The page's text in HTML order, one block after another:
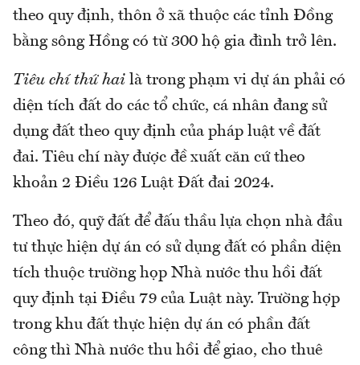
theo quy định, thôn ở xã thuộc các tỉnh Đồng
bằng sông Hồng có từ 300 hộ gia đình trở lên.
Tiêu chí thứ hai là trong phạm vi dự án phải có
diện tích đất do các tổ chức, cá nhân đang sử
dụng đất theo quy định của pháp luật về đất
đai. Tiêu chí này được đề xuất căn cứ theo
khoản 2 Điều 126 Luật Đất đai 2024.
Theo đó, quỹ đất để đấu thầu lựa chọn nhà đầu
tư thực hiện dự án có sử dụng đất có phần diện
tích thuộc trường họp Nhà nước thu hồi đất
quy định tại Điều 79 của Luật này. Trường hợp
trong khu đất thực hiện dự án có phần đất
công thì Nhà nước thu hồi để giao, cho thuê